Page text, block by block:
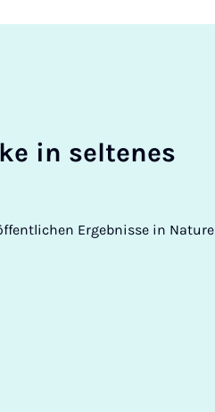
in seltenes
Ergebnisse in Nature